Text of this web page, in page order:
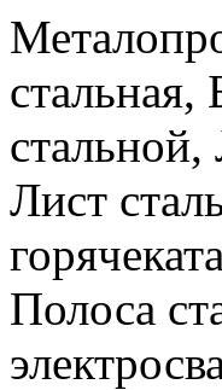
стальная,
Лист
Полоса